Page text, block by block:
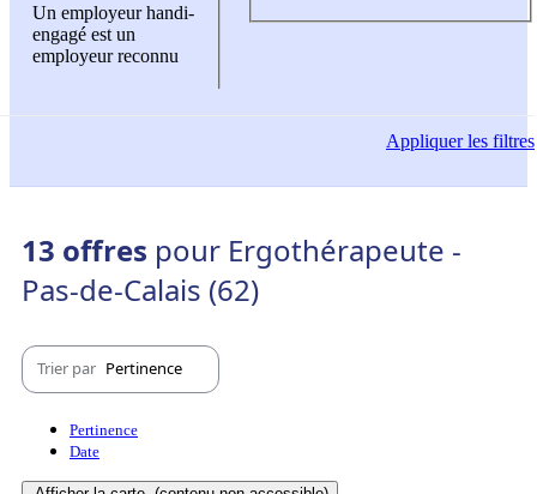
Un employeur handi-
engagé est un
employeur reconnu
Appliquerles filtres
13 offres pour Ergothérapeute -
Pas-de-Calais (62)
Trier par Pertinence
Pertinence
Date